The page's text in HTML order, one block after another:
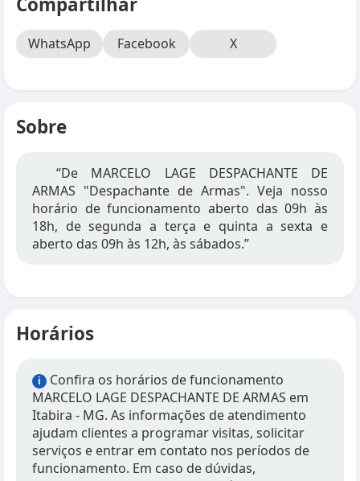
WhatsApp Facebook X
Sobre
“De MARCELO LAGE DESPACHANTE DE
ARMAS "Despachante de Armas". Veja nosso
horário de funcionamento aberto das 09h às
18h, de segunda a terça e quinta a sexta e
aberto das 09h às 12h, às sábados.”
Horários
i
Confira os horários de funcionamento
MARCELO LAGE DESPACHANTE DE ARMAS em
Itabira - MG. As informações de atendimento
ajudam clientes a programar visitas, solicitar
serviços e entrar em contato nos períodos de
funcionamento. Em caso de dúvidas,